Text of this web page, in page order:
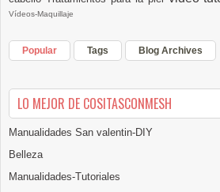
Vídeos-Maquillaje
Popular Tags Blog Archives
LO MEJOR DE COSITASCONMESH
Manualidades San valentin-DIY
Belleza
Manualidades-Tutoriales